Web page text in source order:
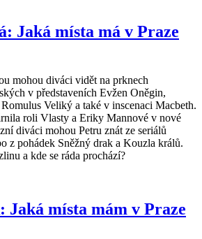
Jaká místa má v Praze
mohou diváci vidět na prknech
v představeních Evžen Oněgin,
Veliký a také v inscenaci Macbeth.
roli Vlasty a Eriky Mannové v nové
diváci mohou Petru znát ze seriálů
z pohádek Sněžný drak a Kouzla králů.
a kde se ráda prochází?
místa mám v Praze